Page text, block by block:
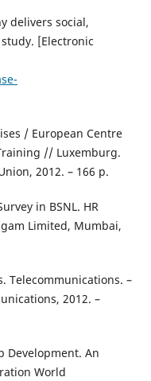
delivers social,
[Electronic
/ European Centre
// Luxemburg.
2012. – 166 p.
in BSNL. HR
Limited, Mumbai,
Telecommunications. –
2012. –
Development. An
World